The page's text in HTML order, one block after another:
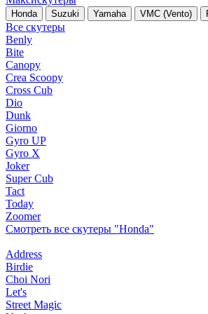
Honda Suzuki Yamaha VMC (Vento)
Все скутеры
Benly
Bite
Canopy
Crea Scoopy
Cross Cub
Dio
Dunk
Giorno
Gyro UP
Gyro X
Joker
Super Cub
Tact
Today
Zoomer
Смотреть все скутеры "Honda"
Address
Birdie
Choi Nori
Let's
Street Magic